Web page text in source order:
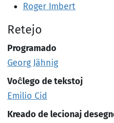
Roger Imbert
Retejo
Programado
Georg Jähnig
Voĉlego de tekstoj
Emilio Cid
Kreado de lecionaj